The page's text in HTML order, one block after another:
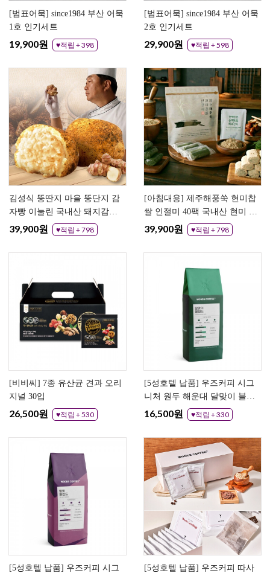
[범표어묵] since1984 부산 어묵
1호 인기세트
19,900원 ♥적립 + 398
[범표어묵] since1984 부산 어묵
2호 인기세트
29,900원 ♥적립 + 598
김성식 뚱딴지 마을 뚱단지 감
자빵 이눌린 국내산 돼지감자
반죽 구운 담백한 감자 앙금 빵
39,900원 ♥적립 + 798
[아침대용] 제주해풍쑥 현미찹
쌀 인절미 40팩 국내산 현미 찹
쌀 콩고물 쑥인절미
39,900원 ♥적립 + 798
[비비씨] 7종 유산균 견과 오리
지널 30입
26,500원 ♥적립 + 530
[5성호텔 납품] 우즈커피 시그
니처 원두 해운대 달맞이 블렌
드 500g (분쇄도 선택)
16,500원 ♥적립 + 330
[5성호텔 납품] 우즈커피 시그
[5성호텔 납품] 우즈커피 따사